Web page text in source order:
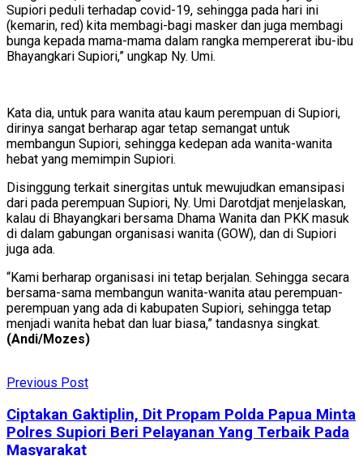
Supiori peduli terhadap covid-19, sehingga pada hari ini
(kemarin, red) kita membagi-bagi masker dan juga membagi
bunga kepada mama-mama dalam rangka mempererat ibu-ibu
Bhayangkari Supiori,” ungkap Ny. Umi.
Kata dia, untuk para wanita atau kaum perempuan di Supiori,
dirinya sangat berharap agar tetap semangat untuk
membangun Supiori, sehingga kedepan ada wanita-wanita
hebat yang memimpin Supiori.
Disinggung terkait sinergitas untuk mewujudkan emansipasi
dari pada perempuan Supiori, Ny. Umi Darotdjat menjelaskan,
kalau di Bhayangkari bersama Dhama Wanita dan PKK masuk
di dalam gabungan organisasi wanita (GOW), dan di Supiori
juga ada.
“Kami berharap organisasi ini tetap berjalan. Sehingga secara
bersama-sama membangun wanita-wanita atau perempuan-
perempuan yang ada di kabupaten Supiori, sehingga tetap
menjadi wanita hebat dan luar biasa,” tandasnya singkat.
(Andi/Mozes)
Previous Post
Ciptakan Gaktiplin, Dit Propam Polda Papua Minta
Polres Supiori Beri Pelayanan Yang Terbaik Pada
Masyarakat